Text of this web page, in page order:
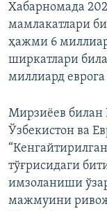
Хабарномада
мамлакатлари
ҳажми 6
ширкатлари
миллиард
Мирзиёев билан
Ўзбекистон ва
тўғрисидаги
имзоланиши
мажмуини